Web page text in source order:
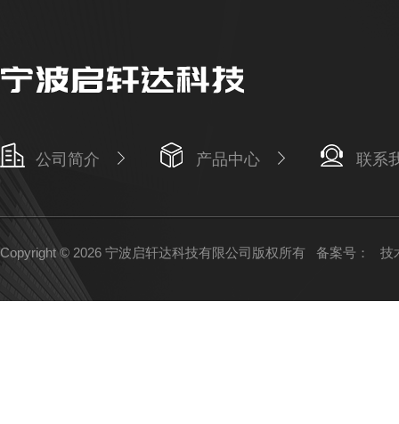
公司简介 产品中心 联系
Copyright © 2026 宁波启轩达科技有限公司版权所有 备案号： 技